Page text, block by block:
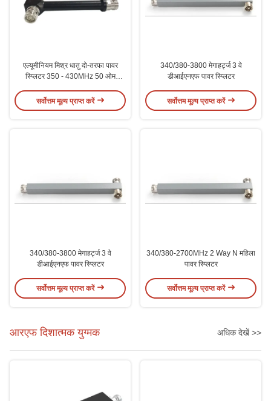
एल्यूमीनियम मिश्र धातु दो-तरफा पावर
स्प्लिटर 350 - 430MHz 50 ओम
सर्वोत्तम मूल्य प्राप्त करें
340/380-3800 मेगाहर्ट्ज 3 वे
डीआईएनएफ पावर स्प्लिटर
सर्वोत्तम मूल्य प्राप्त करें
340/380-3800 मेगाहर्ट्ज 3 वे
डीआईएनएफ पावर स्प्लिटर
सर्वोत्तम मूल्य प्राप्त करें
340/380-2700MHz 2 Way N महिला
पावर स्प्लिटर
सर्वोत्तम मूल्य प्राप्त करें
आरएफ दिशात्मक युग्मक अधिक देखें >>